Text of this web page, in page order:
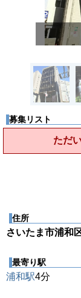
募集リスト
ただ
住所
さいたま市浦和
最寄り駅
浦和駅4分